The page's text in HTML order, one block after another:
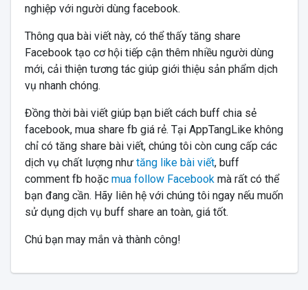
nghiệp với người dùng facebook.
Thông qua bài viết này, có thể thấy tăng share
Facebook tạo cơ hội tiếp cận thêm nhiều người dùng
mới, cải thiện tương tác giúp giới thiệu sản phẩm dịch
vụ nhanh chóng.
Đồng thời bài viết giúp bạn biết cách buff chia sẻ
facebook, mua share fb giá rẻ. Tại AppTangLike không
chỉ có tăng share bài viết, chúng tôi còn cung cấp các
dịch vụ chất lượng như tăng like bài viết, buff
comment fb hoặc mua follow Facebookmà rất có thể
bạn đang cần. Hãy liên hệ với chúng tôi ngay nếu muốn
sử dụng dịch vụ buff share an toàn, giá tốt.
Chú bạn may mắn và thành công!